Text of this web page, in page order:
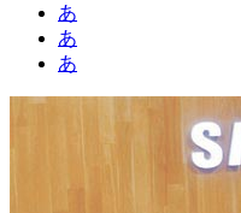
あ
あ
あ